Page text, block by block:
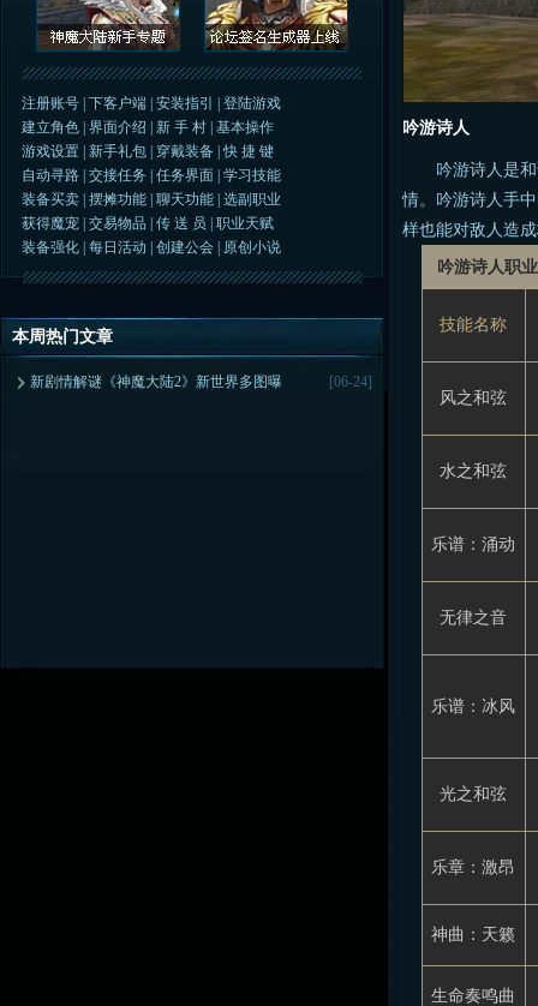
注册账号 |下客户端 |安装指引 |登陆游戏
建立角色 |界面介绍 新 手 村 |基本操作
游戏设置
新手礼包 穿戴装备 |快 捷 键
自动寻路 |交接任务 |任务界面 |学习技能
装备买卖 |摆摊功能 |聊天功能 |选副职业
获得魔宠 |交易物品 |传 送 员 |职业天赋
装备强化 |每日活动 |创建公会 原创小说
本周热门文章
[06-24]
新剧情解谜《神魔大陆2》新世界多图曝
吟游诗人
吟游诗人是和
情。吟游诗人手
样也能对敌人造
吟游诗人职
技能名称
风之和弦
水之和弦
乐谱：涌动
无律之音
乐谱：冰风
光之和弦
乐章：激昂
神曲：天籁
生命奏鸣曲